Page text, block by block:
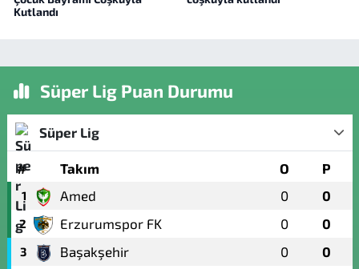
Kutlandı
Süper Lig Puan Durumu
Süper Lig
# Takım O P
1 Amed 0 0
2 Erzurumspor FK 0 0
3 Başakşehir 0 0